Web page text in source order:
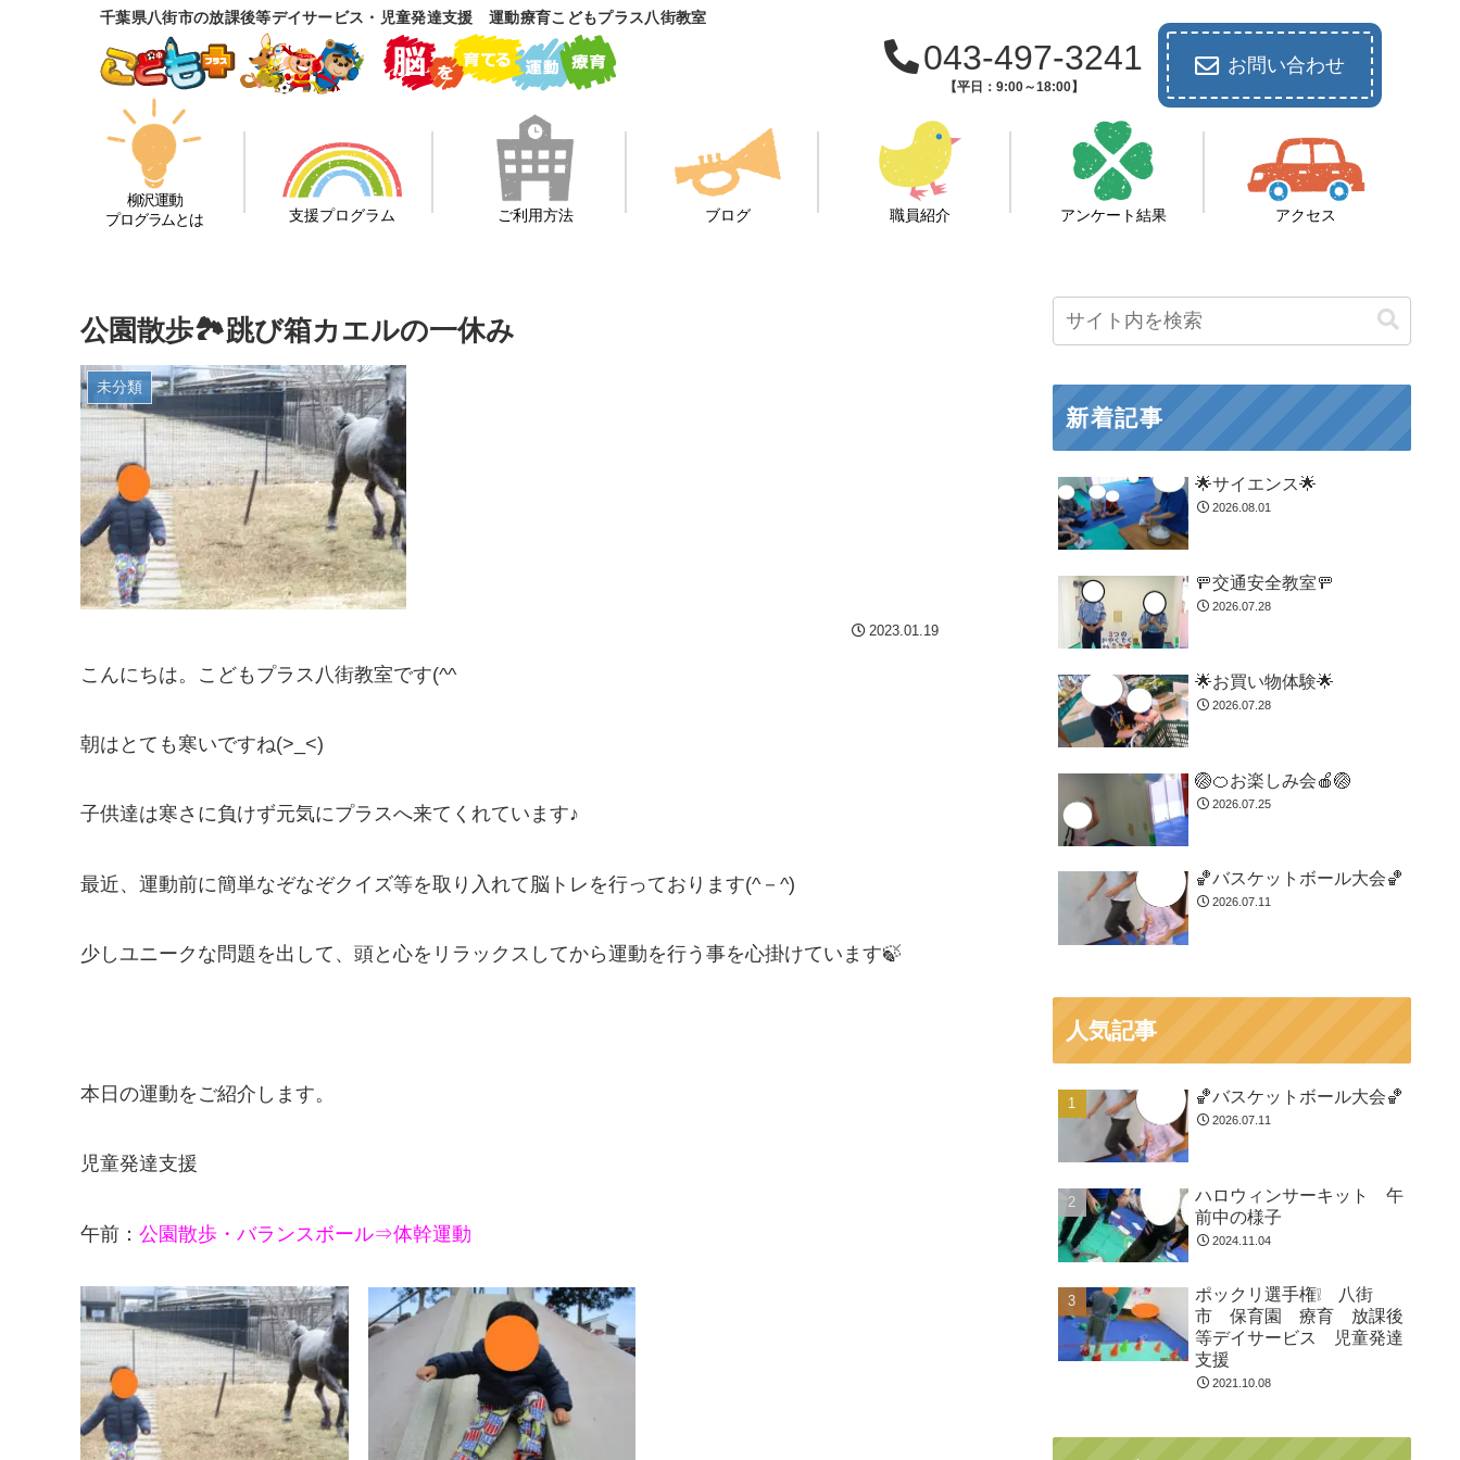
千葉県八街市の放課後等デイサービス・児童発達支援 運動療育こどもプラス八街教室
043-497-3241
【平日：9:00～18:00】
お問い合わせ
柳沢運動
プログラムとは
支援プログラム ご利用方法 ブログ 職員紹介 アンケート結果 アクセス
公園散歩🏞跳び箱カエルの一休み
未分類
2023.01.19
こんにちは。こどもプラス八街教室です(^^ゞ
朝はとても寒いですね(>_<)
子供達は寒さに負けず元気にプラスへ来てくれています♪
最近、運動前に簡単なぞなぞクイズ等を取り入れて脳トレを行っております(^－^)
少しユニークな問題を出して、頭と心をリラックスしてから運動を行う事を心掛けています🍃
本日の運動をご紹介します。
児童発達支援
午前： 公園散歩・バランスボール⇒体幹運動
新着記事
🌟サイエンス🌟
2026.08.01
🚥交通安全教室🚥
2026.07.28
🌟お買い物体験🌟
2026.07.28
🏐🍊お楽しみ会🍎🏐
2026.07.25
🏀バスケットボール大会🏀
2026.07.11
人気記事
🏀バスケットボール大会🏀
2026.07.11
ハロウィンサーキット 午
前中の様子
2024.11.04
ポックリ選手権❕ 八街
市 保育園 療育 放課後
等デイサービス 児童発達
支援
2021.10.08